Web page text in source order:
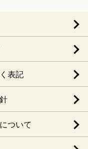
表記
ついて